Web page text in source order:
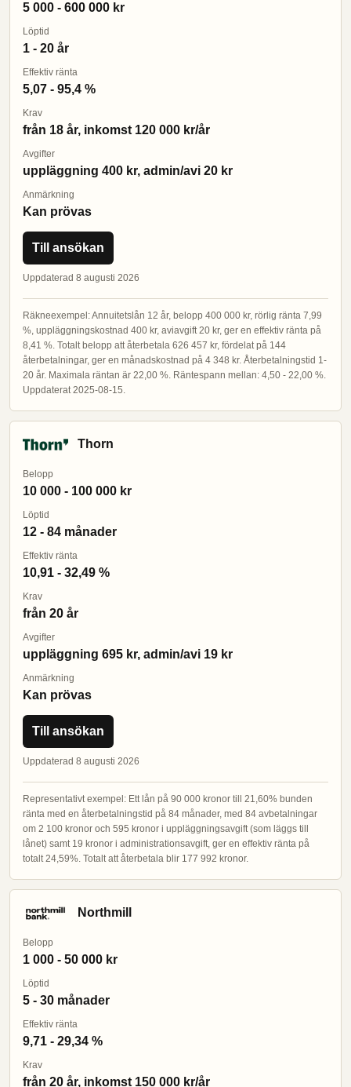
5 000 - 600 000 kr
Löptid
1 - 20 år
Effektiv ränta
5,07 - 95,4 %
Krav
från 18 år, inkomst 120 000 kr/år
Avgifter
uppläggning 400 kr, admin/avi 20 kr
Anmärkning
Kan prövas
Till ansökan
Uppdaterad 8 augusti 2026
Räkneexempel: Annuitetslån 12 år, belopp 400 000 kr, rörlig ränta 7,99
%, uppläggningskostnad 400 kr, aviavgift 20 kr, ger en effektiv ränta på
8,41 %. Totalt belopp att återbetala 626 457 kr, fördelat på 144
återbetalningar, ger en månadskostnad på 4 348 kr. Återbetalningstid 1-
20 år. Maximala räntan är 22,00 %. Räntespann mellan: 4,50 - 22,00 %.
Uppdaterat 2025-08-15.
Thorn
Belopp
10 000 - 100 000 kr
Löptid
12 - 84 månader
Effektiv ränta
10,91 - 32,49 %
Krav
från 20 år
Avgifter
uppläggning 695 kr, admin/avi 19 kr
Anmärkning
Kan prövas
Till ansökan
Uppdaterad 8 augusti 2026
Representativt exempel: Ett lån på 90 000 kronor till 21,60% bunden
ränta med en återbetalningstid på 84 månader, med 84 avbetalningar
om 2 100 kronor och 595 kronor i uppläggningsavgift (som läggs till
lånet) samt 19 kronor i administrationsavgift, ger en effektiv ränta på
totalt 24,59%. Totalt att återbetala blir 177 992 kronor.
Northmill
Belopp
1 000 - 50 000 kr
Löptid
5 - 30 månader
Effektiv ränta
9,71 - 29,34 %
Krav
från 20 år, inkomst 150 000 kr/år